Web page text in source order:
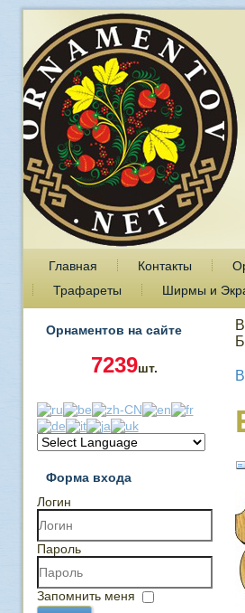
Главная Контакты
Трафареты
Ширмы и
Орнаментов на сайте
7239шт.
Форма входа
Логин
Пароль
Запомнить меня